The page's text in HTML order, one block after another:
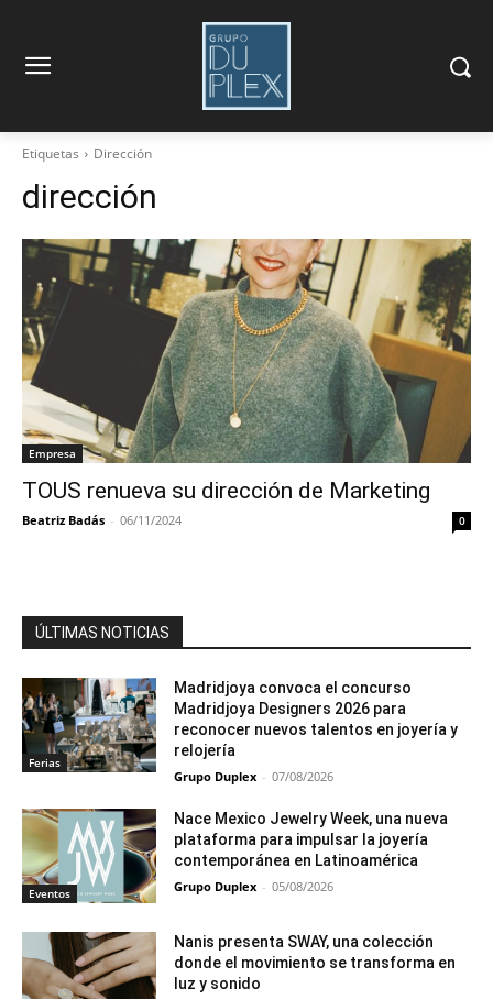
Etiquetas Dirección
dirección
Empresa
TOUS renueva su dirección de Marketing
Beatriz Badás - 06/11/2024 0
ÚLTIMAS NOTICIAS
Ferias
Madridjoya convoca el concurso
Madridjoya Designers 2026 para
reconocer nuevos talentos en joyería y
relojería
Grupo Duplex - 07/08/2026
Eventos
Nace Mexico Jewelry Week, una nueva
plataforma para impulsar la joyería
contemporánea en Latinoamérica
Grupo Duplex - 05/08/2026
Nanis presenta SWAY, una colección
donde el movimiento se transforma en
luz y sonido